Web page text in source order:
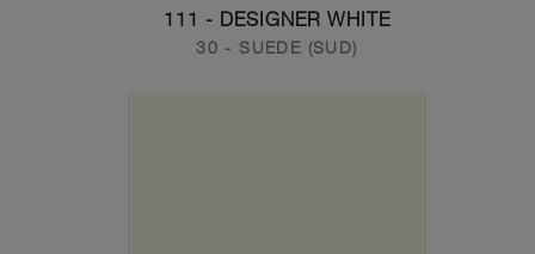
111 - DESIGNER WHITE
30 - SUEDE (SUD)